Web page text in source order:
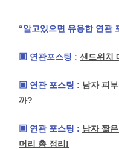
“알고있으면 유용한 연관
▣ 연관포스팅 :샌드위치
▣ 연관 포스팅 : 남자 피
까?
▣ 연관 포스팅 : 남자 짧
머리 총 정리!